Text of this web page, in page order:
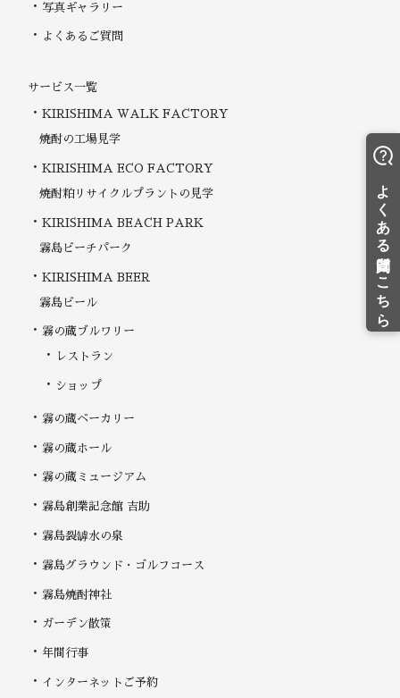
写真ギャラリー
よくあるご質問
サービス一覧
KIRISHIMA WALK FACTORY
焼酎の工場見学
KIRISHIMA ECO FACTORY
焼酎粕リサイクルプラントの見学
KIRISHIMA BEACH PARK
霧島ビーチパーク
KIRISHIMA BEER
霧島ビール
霧の蔵ブルワリー
レストラン
ショップ
霧の蔵ベーカリー
霧の蔵ホール
霧の蔵ミュージアム
霧島創業記念館 吉助
霧島裂罅水の泉
霧島グラウンド・ゴルフコース
霧島焼酎神社
ガーデン散策
年間行事
インターネットご予約